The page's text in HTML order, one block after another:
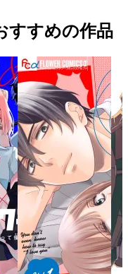
すすめの作品